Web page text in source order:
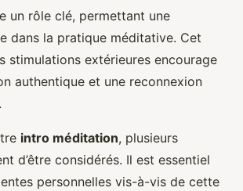
un rôle clé, permettant une
dans la pratique méditative. Cet
stimulations extérieures encourage
authentique et une reconnexion
intro méditation, plusieurs
d’être considérés. Il est essentiel
personnelles vis-à-vis de cette